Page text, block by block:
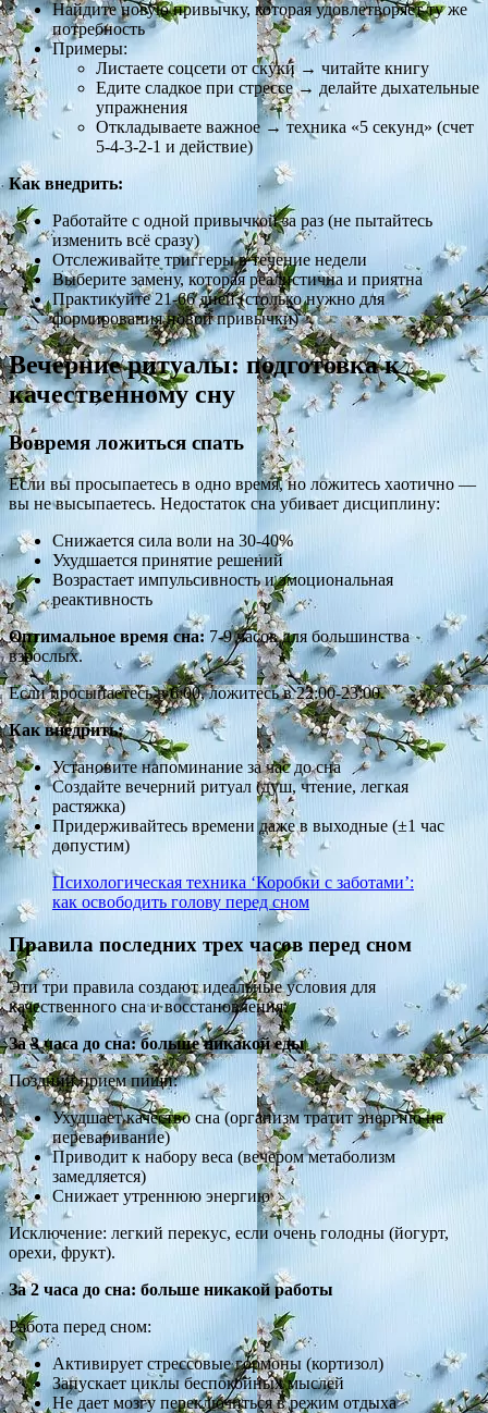
Найдите новую привычку, которая удовлетворяет ту же
потребность
Примеры:
Листаете соцсети от скуки → читайте книгу
Едите сладкое при стрессе → делайте дыхательные
упражнения
Откладываете важное → техника «5 секунд» (счет
5-4-3-2-1 и действие)
Как внедрить:
Работайте с одной привычкой за раз (не пытайтесь
изменить всё сразу)
Отслеживайте триггеры в течение недели
Выберите замену, которая реалистична и приятна
Практикуйте 21-66 дней (столько нужно для
формирования новой привычки)
Вечерние ритуалы: подготовка к
качественному сну
Вовремя ложиться спать
Если вы просыпаетесь в одно время, но ложитесь хаотично —
вы не высыпаетесь. Недостаток сна убивает дисциплину:
Снижается сила воли на 30-40%
Ухудшается принятие решений
Возрастает импульсивность и эмоциональная
реактивность
Оптимальное время сна: 7-9 часов для большинства
взрослых.
Если просыпаетесь в 6:00, ложитесь в 22:00-23:00.
Как внедрить:
Установите напоминание за час до сна
Создайте вечерний ритуал (душ, чтение, легкая
растяжка)
Придерживайтесь времени даже в выходные (±1 час
допустим)
Психологическая техника ‘Коробки с заботами’:
как освободить голову перед сном
Правила последних трех часов перед сном
Эти три правила создают идеальные условия для
качественного сна и восстановления:
За 3 часа до сна: больше никакой еды
Поздний прием пищи:
Ухудшает качество сна (организм тратит энергию на
переваривание)
Приводит к набору веса (вечером метаболизм
замедляется)
Снижает утреннюю энергию
Исключение: легкий перекус, если очень голодны (йогурт,
орехи, фрукт).
За 2 часа до сна: больше никакой работы
Работа перед сном:
Активирует стрессовые гормоны (кортизол)
Запускает циклы беспокойных мыслей
Не дает мозгу переключиться в режим отдыха